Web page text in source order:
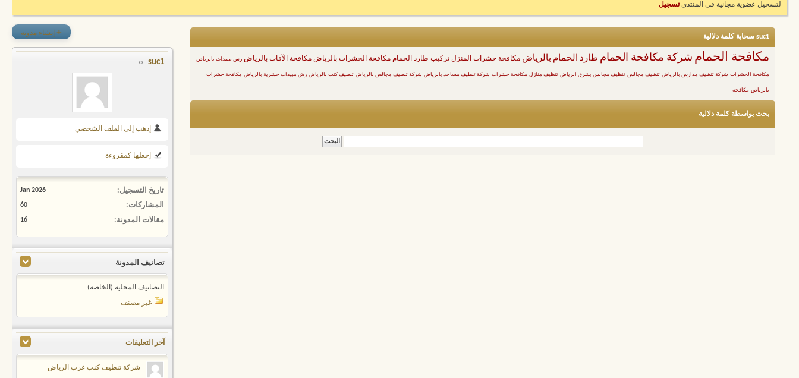
لتسجيل عضوية مجانية في المنتدىتسجيل
suc1 سحابة كلمة دلالية
مكافحة الحمام شركة مكافحة الحمام طارد الحمام بالرياض مكافحة حشرات المنزل تركيب طارد الحمام مكافحة الحشرات بالرياض مكافحة الآفات بالرياض رش مبيدات بالرياض
مكافحة الحشرات شركة تنظيف مدارس بالرياض تنظيف مجالس تنظيف مجالس بشرق الرياض تنظيف منازل مكافحة حشرات شركة تنظيف مساجد بالرياض شركة تنظيف مجالس بالرياض تنظيف كنب بالرياض رش مبيدات حشرية بالرياض مكافحة حشرات
بالرياض مكافحة
بحث بواسطة كلمة دلالية
+ إنشاء مدونة
suc1
إذهب إلى الملف الشخصي
إجعلها كمقروءة
تاريخ التسجيل Jan 2026
المشاركات 60
مقالات المدونة 16
تصانيف المدونة
التصانيف المحلية (الخاصة)
غير مصنف
آخر التعليقات
شركة تنظيف كنب غرب الرياض